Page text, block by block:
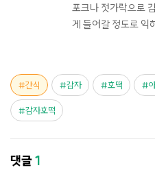
포크나 젓가락으로
게 들어갈 정도로 익
간식 감자 호떡
감자호떡
댓글1